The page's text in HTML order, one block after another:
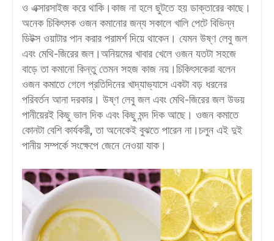
ও এক্সারসাইজ করে থাকি।কাজ না হলে ছুটতে হয় ডাক্তারের কাছে।
অনেক চিকিৎসক ওজন কমানোর জন্য সকালে খালি পেটে বিভিন্ন
ডিটক্স ওয়াটার পান করার পরামর্শ দিয়ে থাকেন। যেমন উষ্ণ লেবু জল
এবং মেথি-জিরের জল।অনিয়মের খাবার খেলে ওজন যতটা সহজে
বাড়ে তা কমানো কিন্তু তেমন সহজ কাজ নয়।চিকিৎসকেরা বলেন
ওজন কমাতে গেলে প্রতিদিনের খাদ্যাভ্যাসে একটা বড় ধরনের
পরিবর্তন আনা দরকার। উষ্ণ লেবু জল এবং মেথি-জিরের জল উভয়
পানীয়েরই কিছু ভাল দিক এবং কিছু মন্দ দিক আছে। ওজন কমাতে
কোনটা বেশি কার্যকরী, তা অনেকেই বুঝতে পারেন না।চলুন এই দুই
পানীয় সম্পর্কে সংক্ষেপে জেনে নেওয়া যাক।